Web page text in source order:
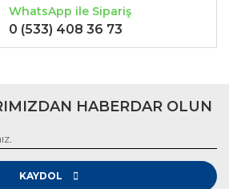
WhatsApp ile Sipariş
0 (533) 408 36 73
HABERDAR OLUN
KAYDOL